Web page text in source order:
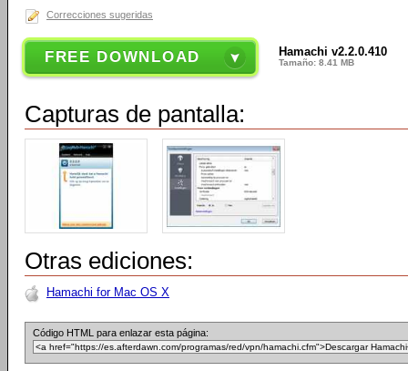
Correcciones sugeridas
FREE DOWNLOAD Hamachi v2.2.0.410
Tamaño: 8.41 MB
Capturas de pantalla:
Otras ediciones:
Hamachi for Mac OS X
Código HTML para enlazar esta página: